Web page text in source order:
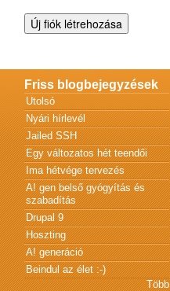
Friss blogbejegyzések
Utolsó
Nyári hírlevél
Jailed SSH
Egy változatos hét teendői
Ima hétvége tervezés
A! gen belső gyógyítás és
szabadítás
Drupal 9
Hoszting
A! generáció
Beindul az élet :-)
Több